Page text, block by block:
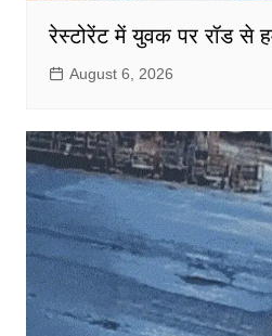
रेस्टोरेंट में युवक पर रॉड से
August 6, 2026